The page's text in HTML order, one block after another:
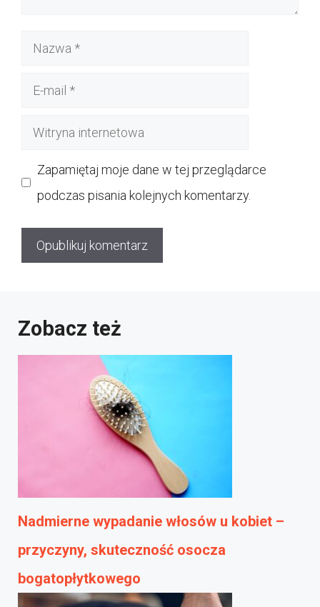
Nazwa
Witryna
Zapamiętaj moje dane w tej przeglądarce
podczas pisania kolejnych komentarzy.
Zobacz też
Nadmierne wypadanie włosów u kobiet –
przyczyny, skuteczność osocza
bogatopłytkowego